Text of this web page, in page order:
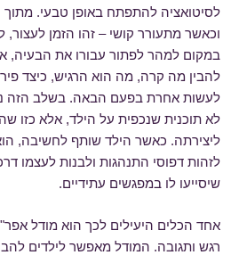
לסיטואציה להתפתח באופן טבעי.
וכאשר מתעורר קושי – זהו הזמן לעצור,
במקום למהר לפתור עבורו את הבעיה,
להבין מה קרה, מה הוא הרגיש, כיצד
לעשות אחרת בפעם הבאה. בשלב הזה
לא תוכנית שנכפית על הילד, אלא כזו
ליצירתה. כאשר הילד שותף לחשיבה,
לזהות דפוסי התנהגות ולבנות לעצמו
שיסייעו לו במפגשים עתידיים.
אחד הכלים היעילים לכך הוא מודל
רגש ותגובה. המודל מאפשר לילדים